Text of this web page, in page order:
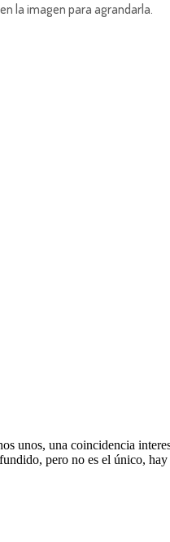
la imagen para agrandarla.